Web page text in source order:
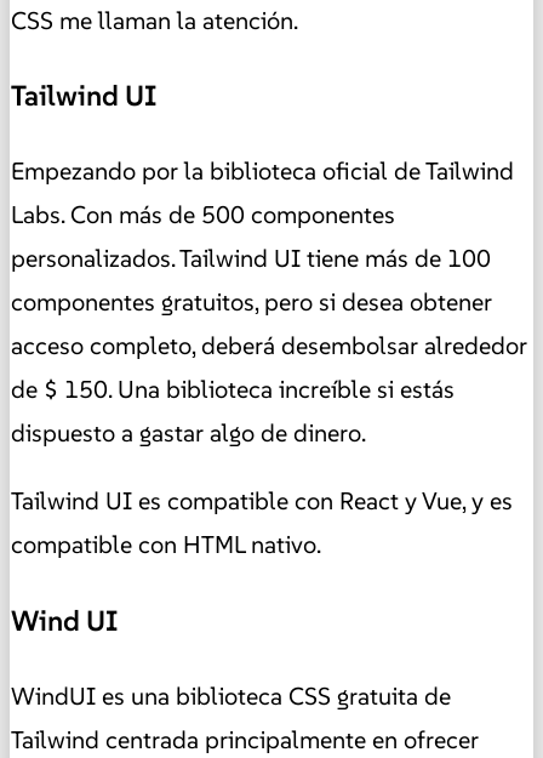
CSS me llaman la atención.
Tailwind UI
Empezando por la biblioteca oficial de Tailwind
Labs. Con más de 500 componentes
personalizados. Tailwind UI tiene más de 100
componentes gratuitos, pero si desea obtener
acceso completo, deberá desembolsar alrededor
de $ 150. Una biblioteca increíble si estás
dispuesto a gastar algo de dinero.
Tailwind UI es compatible con React y Vue, y es
compatible con HTML nativo.
Wind UI
WindUI es una biblioteca CSS gratuita de
Tailwind centrada principalmente en ofrecer